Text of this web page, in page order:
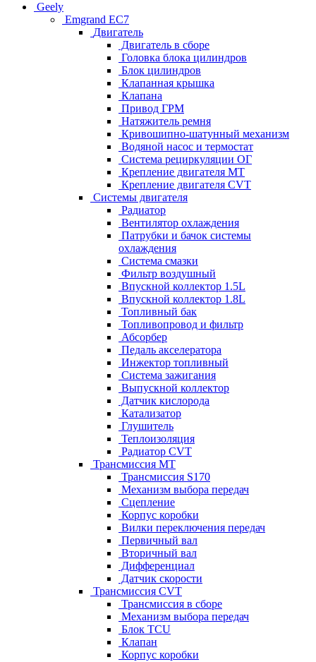
Geely
Emgrand EC7
Двигатель
Двигатель в сборе
Головка блока цилиндров
Блок цилиндров
Клапанная крышка
Клапана
Привод ГРМ
Натяжитель ремня
Кривошипно-шатунный механизм
Водяной насос и термостат
Система рециркуляции ОГ
Крепление двигателя MT
Крепление двигателя CVT
Системы двигателя
Радиатор
Вентилятор охлаждения
Патрубки и бачок системы
охлаждения
Система смазки
Фильтр воздушный
Впускной коллектор 1.5L
Впускной коллектор 1.8L
Топливный бак
Топливопровод и фильтр
Абсорбер
Педаль акселератора
Инжектор топливный
Система зажигания
Выпускной коллектор
Датчик кислорода
Катализатор
Глушитель
Теплоизоляция
Радиатор CVT
Трансмиссия MT
Трансмиссия S170
Механизм выбора передач
Сцепление
Корпус коробки
Вилки переключения передач
Первичный вал
Вторичный вал
Дифференциал
Датчик скорости
Трансмиссия CVT
Трансмиссия в сборе
Механизм выбора передач
Блок TCU
Клапан
Корпус коробки